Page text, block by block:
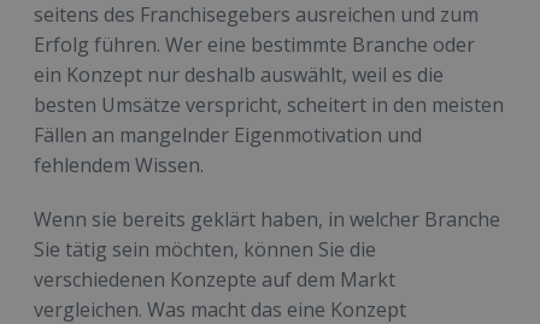
seitens des Franchisegebers ausreichen und zum
Erfolg führen. Wer eine bestimmte Branche oder
ein Konzept nur deshalb auswählt, weil es die
besten Umsätze verspricht, scheitert in den meisten
Fällen an mangelnder Eigenmotivation und
fehlendem Wissen.
Wenn sie bereits geklärt haben, in welcher Branche
Sie tätig sein möchten, können Sie die
verschiedenen Konzepte auf dem Markt
vergleichen. Was macht das eine Konzept